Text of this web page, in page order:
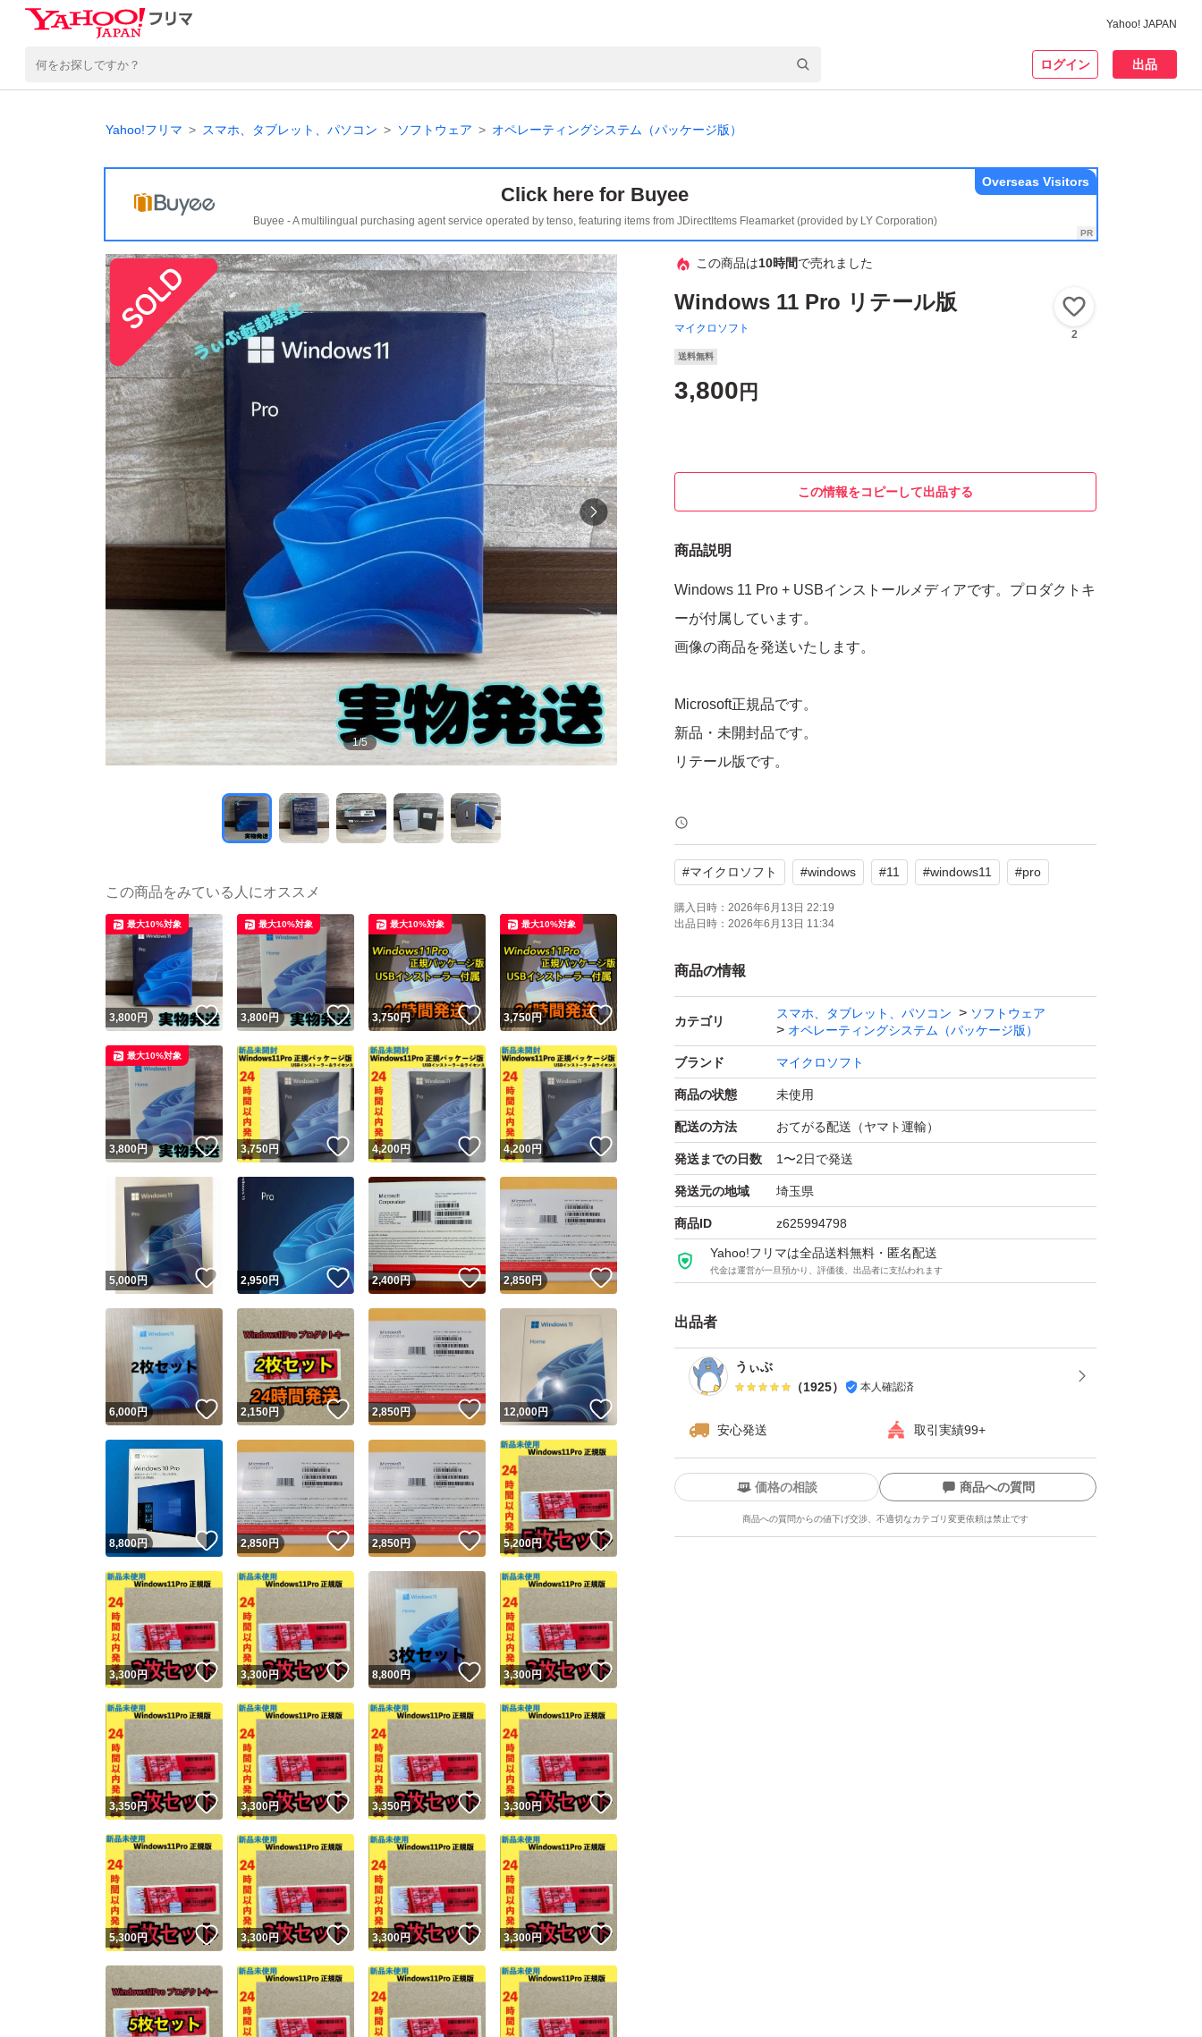
Yahoo! JAPAN
ログイン 出品
Yahoo!フリマ スマホ、タブレット、パソコン ソフトウェア オペレーティングシステム（パッケージ版）
Click here for Buyee
Buyee - A multilingual purchasing agent service operated by tenso, featuring items from JDirectItems Fleamarket (provided by LY Corporation)
Overseas Visitors
1/5
この商品は10時間で売れました
Windows 11 Pro リテール版
マイクロソフト 2
送料無料
3,800 円
この情報をコピーして出品する
商品説明
Windows 11 Pro + USBインストールメディアです。プロダクトキ
ーが付属しています。
画像の商品を発送いたします。
Microsoft正規品です。
新品・未開封品です。
リテール版です。
買い切り版なので、追加料金は一切かかりません。
再インストールに対応していますので、機種変更時も安心です。
インストールから認証完了まで、サポートいたします。
まとめ買いにも対応可能ですので、複数枚お求めの場合はコメン
#マイクロソフト #windows #11 #windows11 #pro
購入日時： 2026年6月13日 22:19
出品日時： 2026年6月13日 11:34
商品の情報
カテゴリ
スマホ、タブレット、パソコン
ソフトウェア
オペレーティングシステム（パッケージ版）
ブランド マイクロソフト
商品の状態 未使用
配送の方法 おてがる配送（ヤマト運輸）
発送までの日数 1〜2日で発送
発送元の地域 埼玉県
商品ID z625994798
Yahoo!フリマは全品送料無料・匿名配送
代金は運営が一旦預かり、評価後、出品者に支払われます
出品者
うぃぶ
（1925） 本人確認済
安心発送 取引実績99+
ユーザーの実績について
Yahoo!フリマが定めた一定の基準を満たしたユーザーにバッジを付与しています
安心取引出品者
安心取引出品者 Yahoo!フリマの基準をクリアした安心・安全なユーザーです
取引実績
取引実績◯+ このユーザーはYahoo!フリマの取引を完了させた実績があります
価格の相談 商品への質問
商品への質問からの値下げ交渉、不適切なカテゴリ変更依頼は禁止です
この商品の情報をコピーします
商品画像の無断転載は禁止されています
コピーは1商品につき1回です
この商品をみている人にオススメ
3,800円 いいね！
最大10%対象
3,800円 いいね！
最大10%対象
3,750円 いいね！
最大10%対象
3,750円 いいね！
最大10%対象
3,800円 いいね！
最大10%対象
3,750円 いいね！
4,200円 いいね！
4,200円
5,000円 いいね！
2,950円 いいね！
2,400円 いいね！
2,850円 いいね！
6,000円 いいね！
2,150円 いいね！
2,850円 いいね！
12,000円
8,800円 いいね！
2,850円 いいね！
2,850円 いいね！
5,200円
3,300円 いいね！
3,300円 いいね！
8,800円 いいね！
3,300円
3,350円 いいね！
3,300円 いいね！
3,350円 いいね！
3,300円
5,300円 いいね！
3,300円 いいね！
3,300円 いいね！
3,300円